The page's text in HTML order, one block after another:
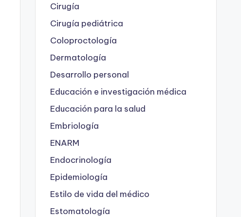
Cirugía
Cirugía pediátrica
Coloproctología
Dermatología
Desarrollo personal
Educación e investigación médica
Educación para la salud
Embriología
ENARM
Endocrinología
Epidemiología
Estilo de vida del médico
Estomatología